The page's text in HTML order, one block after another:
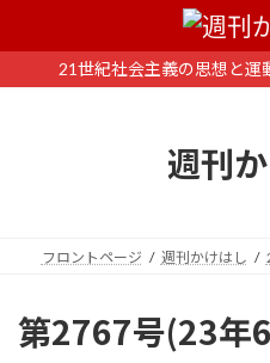
ン
ー
21世紀社会主義の思想と運
週刊
フロントページ 週刊かけはし
第2767号(23年